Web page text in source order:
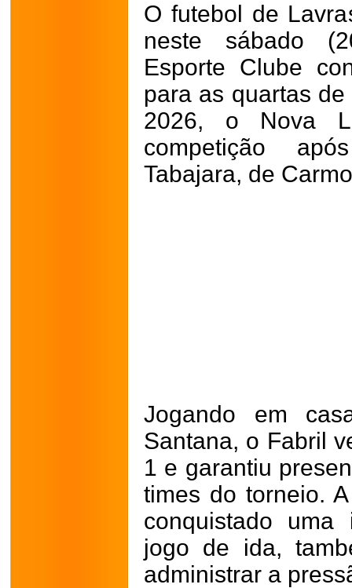
O futebol de
neste sábado
Esporte Clube
para as quartas
2026, o Nova
competição
Tabajara, de
Jogando em
Santana, o Fabril
1 e garantiu
times do torneio.
conquistado uma
jogo de ida,
administrar a